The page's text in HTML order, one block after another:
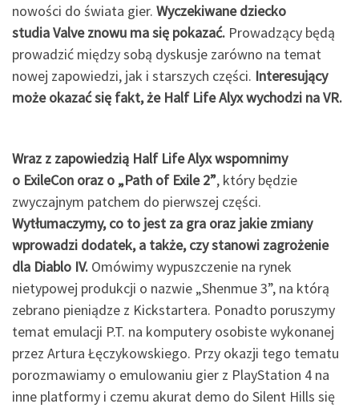
nowości do świata gier. Wyczekiwane dziecko
studia Valve znowu ma się pokazać. Prowadzący będą
prowadzić między sobą dyskusje zarówno na temat
nowej zapowiedzi, jak i starszych części. Interesujący
może okazać się fakt, że Half Life Alyx wychodzi na VR.
Wraz z zapowiedzią Half Life Alyx wspomnimy
o ExileCon oraz o „Path of Exile 2”, który będzie
zwyczajnym patchem do pierwszej części.
Wytłumaczymy, co to jest za gra oraz jakie zmiany
wprowadzi dodatek, a także, czy stanowi zagrożenie
dla Diablo IV. Omówimy wypuszczenie na rynek
nietypowej produkcji o nazwie „Shenmue 3”, na którą
zebrano pieniądze z Kickstartera. Ponadto poruszymy
temat emulacji P.T. na komputery osobiste wykonanej
przez Artura Łęczykowskiego. Przy okazji tego tematu
porozmawiamy o emulowaniu gier z PlayStation 4 na
inne platformy i czemu akurat demo do Silent Hills się